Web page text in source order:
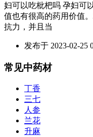
妇可以吃枇杷吗 孕妇可
值也有很高的药用价值
抗力，并且当
发布于 2023-02-25
常见中药材
丁香
三七
人参
兰花
升麻